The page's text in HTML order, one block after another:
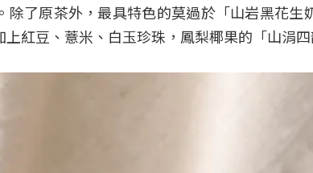
除了原茶外，最具特色的莫過於「山岩黑花
紅豆、薏米、白玉珍珠，鳳梨椰果的「山涓